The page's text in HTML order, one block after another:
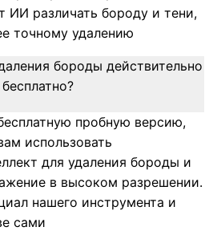
ИИ различать бороду и тени,
точному удалению
бороды действительно
бесплатно?
пробную версию,
использовать
для удаления бороды и
в высоком разрешении.
нашего инструмента и
сами